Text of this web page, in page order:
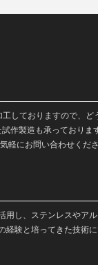
しておりますので、
試作製造 も承っておりま
軽にお問い合わせくださ
用し、ステンレスやア
験と培ってきた技術